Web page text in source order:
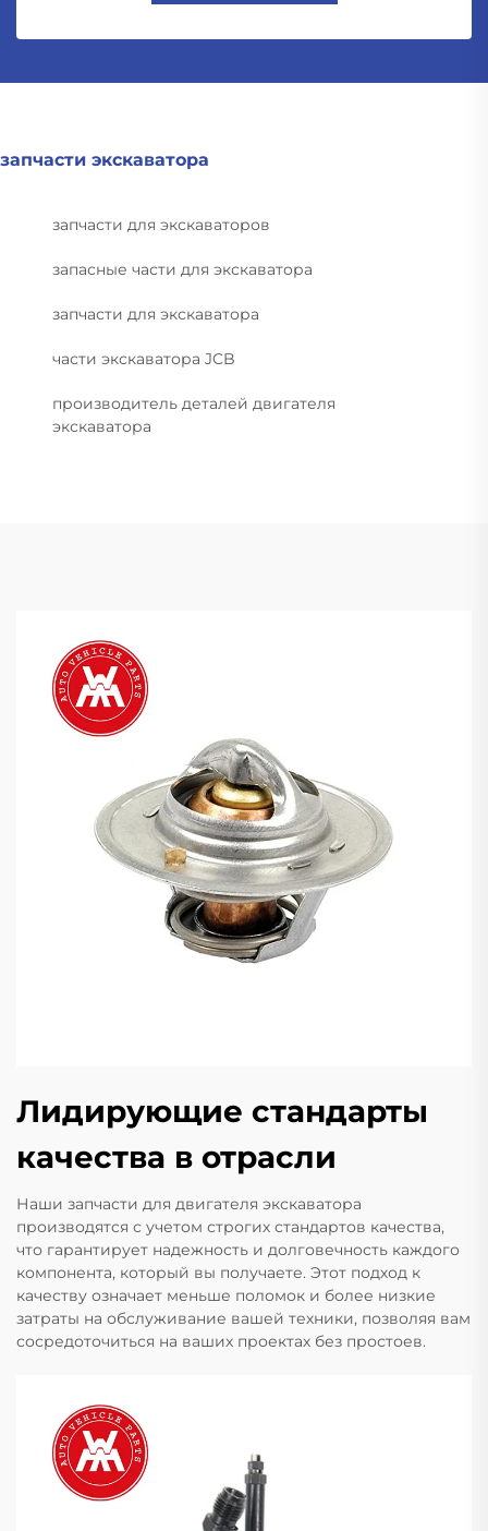
запчасти экскаватора
запчасти для экскаваторов
запасные части для экскаватора
запчасти для экскаватора
части экскаватора JCB
производитель деталей двигателя
экскаватора
Лидирующие стандарты
качества в отрасли
Наши запчасти для двигателя экскаватора
производятся с учетом строгих стандартов качества,
что гарантирует надежность и долговечность каждого
компонента, который вы получаете. Этот подход к
качеству означает меньше поломок и более низкие
затраты на обслуживание вашей техники, позволяя вам
сосредоточиться на ваших проектах без простоев.